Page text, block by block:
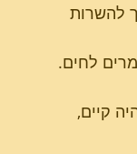
להשרות
לחים.
קיים,